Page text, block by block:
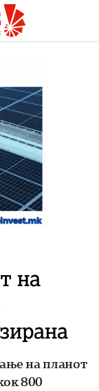
на
на планот
800